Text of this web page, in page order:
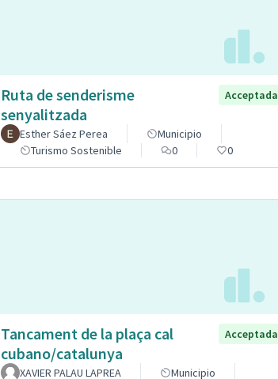
Ruta de senderisme
senyalitzada
Acceptada
Esther Sáez Perea
Municipio
Turismo Sostenible
0 0
Tancament de la plaça cal
cubano/catalunya
Acceptada
XAVIER PALAU LAPREA
Municipio